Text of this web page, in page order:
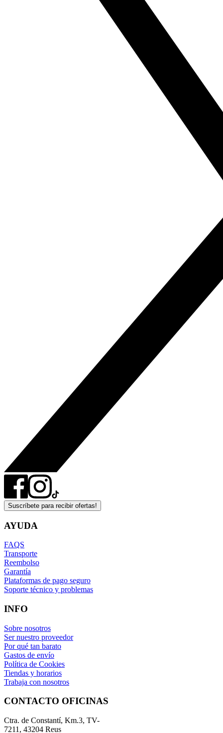
Suscríbete para recibir ofertas!
AYUDA
FAQS
Transporte
Reembolso
Garantía
Plataformas de pago seguro
Soporte técnico y problemas
INFO
Sobre nosotros
Ser nuestro proveedor
Por qué tan barato
Gastos de envío
Política de Cookies
Tiendas y horarios
Trabaja con nosotros
CONTACTO OFICINAS
Ctra. de Constantí, Km.3, TV-
7211, 43204 Reus